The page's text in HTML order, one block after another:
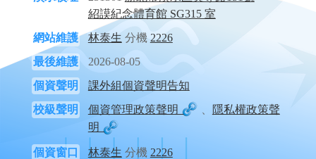
紹謨紀念體育館 SG315 室
網站維護
林泰生 分機 2226
最後維護
2026-08-05
個資聲明
課外組個資聲明告知
校級聲明
個資管理政策聲明
隱私權政策聲
明
個資窗口 林泰生 分機 2226